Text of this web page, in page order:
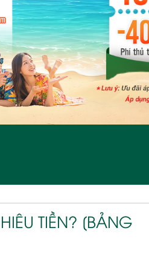
TIỀN? [BẢNG